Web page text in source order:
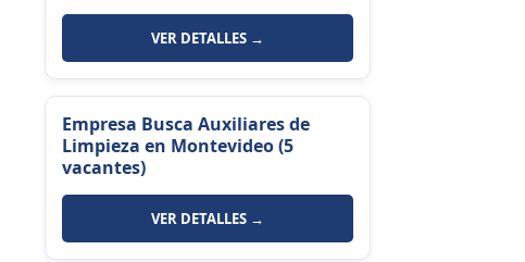
VER DETALLES →
Empresa Busca Auxiliares de
Limpieza en Montevideo (5
vacantes)
VER DETALLES →